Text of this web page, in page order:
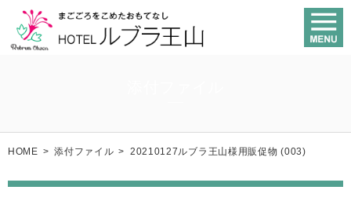
HOME > 添付ファイル > 20210127ルブラ王山様用販促物 (003)